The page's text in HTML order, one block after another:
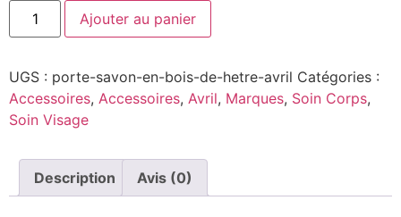
Ajouter au panier
UGS : porte-savon-en-bois-de-hetre-avril Catégories :
Accessoires, Accessoires, Avril, Marques, Soin Corps,
Soin Visage
Description Avis (0)